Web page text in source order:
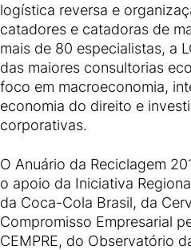
logística reversa e
catadores e catadoras de
mais de 80 especialistas, a
das maiores consultorias
foco em macroeconomia,
economia do direito e
corporativas.
O Anuário da Reciclagem
o apoio da Iniciativa
da Coca-Cola Brasil, da
Compromisso Empresarial
CEMPRE, do Observatório